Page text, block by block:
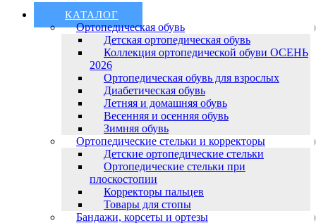
КАТАЛОГ
Ортопедическая обувь
Детская ортопедическая обувь
Коллекция ортопедической обуви ОСЕНЬ
2026
Ортопедическая обувь для взрослых
Диабетическая обувь
Летняя и домашняя обувь
Весенняя и осенняя обувь
Зимняя обувь
Ортопедические стельки и корректоры
Детские ортопедические стельки
Ортопедические стельки при
плоскостопии
Корректоры пальцев
Товары для стопы
Бандажи, корсеты и ортезы